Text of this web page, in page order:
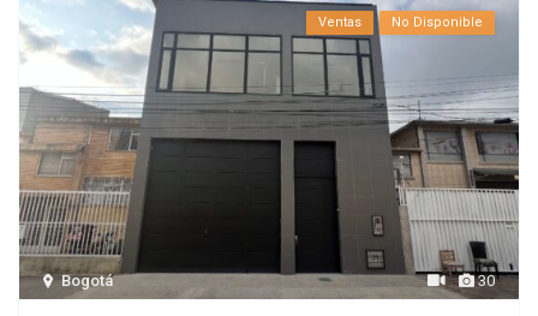
30
Bogotá
Ventas No Disponible